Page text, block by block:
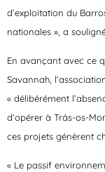
d’exploitation du
nationales », a
En avançant avec ce
Savannah,
« délibérément
d’opérer à Trás-os-
ces projets génèrent
« Le passif